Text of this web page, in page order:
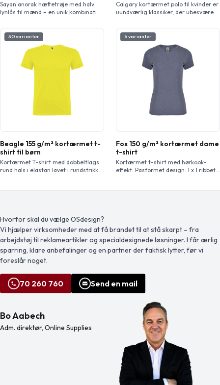
Sayan anorak hættetrøje med halv
lynlås til mænd – en unik kombination
kombinerer mode og funktion uden
problemer og har en kvart lynlås for
alsidighed i lagdeling. Fremstillet af
en 350 g/m² blanding af polyester og
Sorona® strik. Sorona® fiberen
forbedrer jakkens miljøvenlighed ved
at inkorporere et ansvarligt element
Calgary kortærmet polo til kvinder er
uundværlig klassiker, der ubesværet
lavet af 200 g/m² piqué strikstof
med en forkrympet, vasket finish,
hvilket sikrer en blød fornemmelse
og en perfekt pasform, der holder,
hvilket gør den velegnet til
forskellige aktiviteter og
begivenheder. De flade ribkanter i
30 varianter
Beagle 155 g/m² kortærmet t-
shirt til børn
Kortærmet T-shirt med dobbeltlags
rund hals i elastan lavet i rundstrikket
6 varianter
Fox 150 g/m² kortærmet dame
t-shirt
Kortærmet t-shirt med hørkook-
effekt. Pasformet design. 1 x 1 ribbet
Hvorfor skal du vælge OSdesign?
Vi hjælper virksomheder med at få brandet til at stå skarpt – fra
arbejdstøj til reklameartikler og specialdesignede løsninger. I får ærlig
sparring, klare anbefalinger og en partner der faktisk lytter, før vi
foreslår noget.
70 260 760 Send en mail
Bo Aabech
Adm. direktør, Online Supplies